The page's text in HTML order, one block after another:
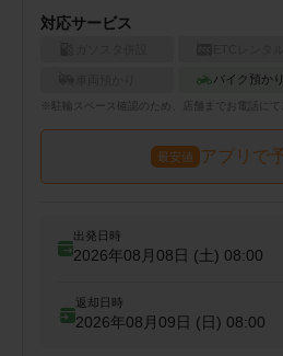
対応サービス
バイク預かり
※ スペース確認のため、店舗までお電話にて
最安値 アプリで
出発日時
2026年08月08日 (土) 08:00
返却日時
2026年08月09日 (日) 08:00